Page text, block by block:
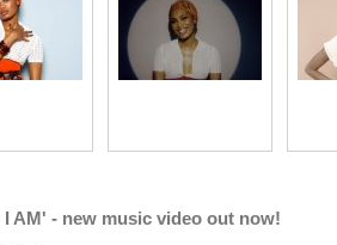
I AM' - new music video out now!